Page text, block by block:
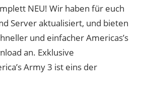
NEU! Wir haben für euch
Server aktualisiert, und bieten
und einfacher Americas’s
an. Exklusive
Army 3 ist eins der